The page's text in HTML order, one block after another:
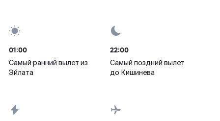
01:00
Самый ранний вылет из
Эйлата
22:00
Самый поздний вылет
до Кишинева